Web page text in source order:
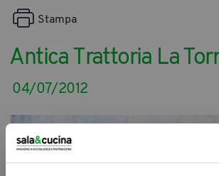
Antica Trattoria La
Stampa
04/07/2012